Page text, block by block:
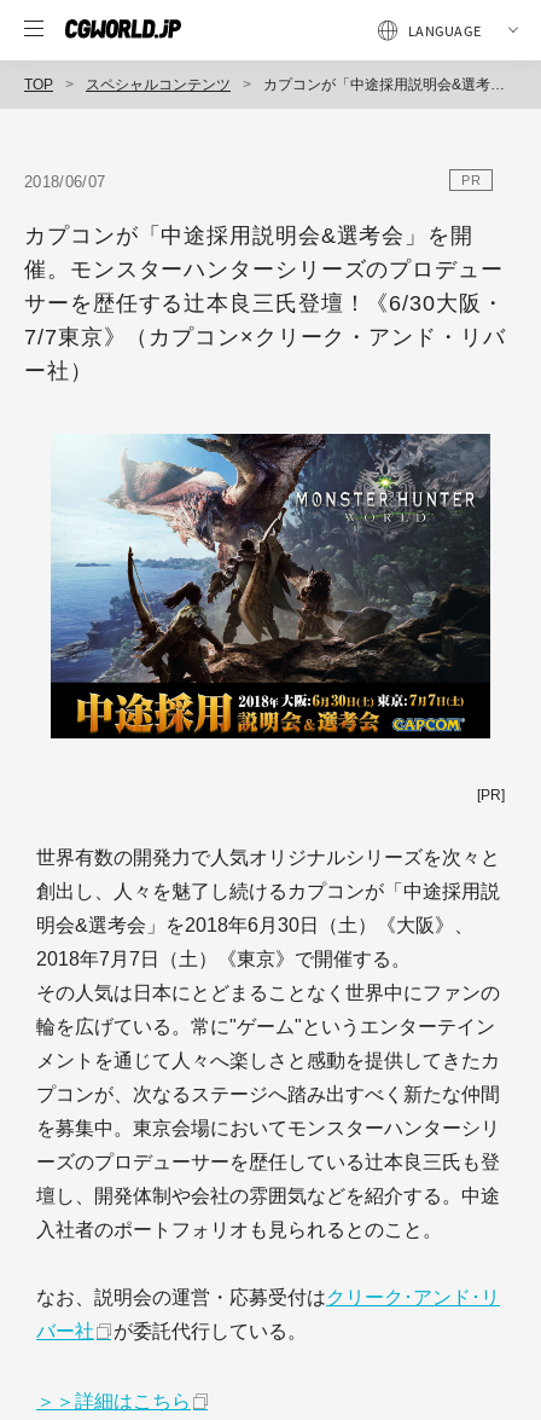
TOP スペシャルコンテンツ カプコンが「中途採用説明会&選考会」を開催。モンスターハンターシリーズのプロデューサーを歴任する辻本良三氏登壇！《6/30大阪・7/7東京》（カプコン×クリーク・アンド・リバー社）
2018/06/07 PR
カプコンが「中途採用説明会&選考会」を開
催。モンスターハンターシリーズのプロデュー
サーを歴任する辻本良三氏登壇！《6/30大阪・
7/7東京》（カプコン×クリーク・アンド・リバ
ー社）
[PR]
世界有数の開発力で人気オリジナルシリーズを次々と
創出し、人々を魅了し続けるカプコンが「中途採用説
明会&選考会」を2018年6月30日（土）《大阪》、
2018年7月7日（土）《東京》で開催する。
その人気は日本にとどまることなく世界中にファンの
輪を広げている。常に"ゲーム"というエンターテイン
メントを通じて人々へ楽しさと感動を提供してきたカ
プコンが、次なるステージへ踏み出すべく新たな仲間
を募集中。東京会場においてモンスターハンターシリ
ーズのプロデューサーを歴任している辻本良三氏も登
壇し、開発体制や会社の雰囲気などを紹介する。中途
入社者のポートフォリオも見られるとのこと。
なお、説明会の運営・応募受付はクリーク･アンド･リ
バー社
が委託代行している。
＞＞詳細はこちら